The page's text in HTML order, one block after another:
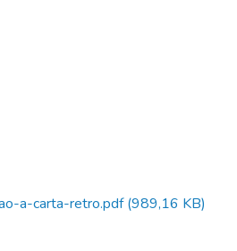
a-carta-retro.pdf(989,16 KB)